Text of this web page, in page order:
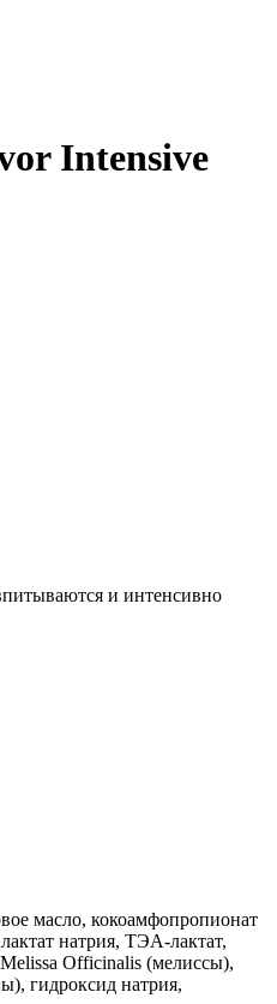
Intensive
и интенсивно
масло, кокоамфопропионат
натрия, ТЭА-лактат,
Officinalis (мелиссы),
гидроксид натрия,